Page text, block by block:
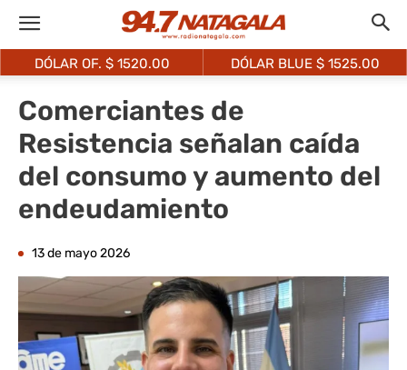
DÓLAR OF. $ 1520.00 DÓLAR BLUE $ 1525.00
Comerciantes de
Resistencia señalan caída
del consumo y aumento del
endeudamiento
13 de mayo 2026